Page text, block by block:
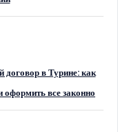
в Турине: как
все законно